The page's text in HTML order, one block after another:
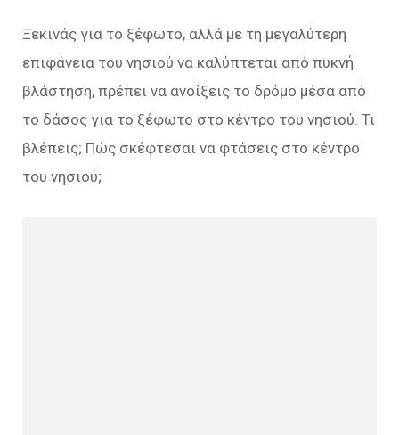
Ξεκινάς για το ξέφωτο, αλλά με τη μεγαλύτερη
επιφάνεια του νησιού να καλύπτεται από πυκνή
βλάστηση, πρέπει να ανοίξεις το δρόμο μέσα από
το δάσος για το ξέφωτο στο κέντρο του νησιού. Τι
βλέπεις; Πώς σκέφτεσαι να φτάσεις στο κέντρο
του νησιού;